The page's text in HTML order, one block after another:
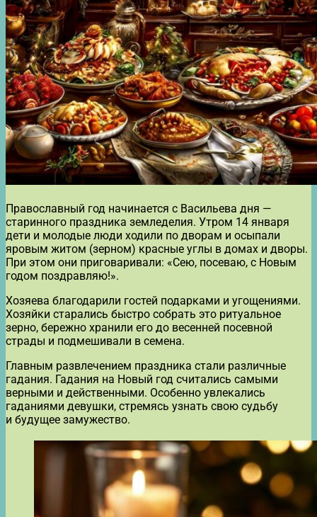
Православный год начинается с Васильева дня —
старинного праздника земледелия. Утром 14 января
дети и молодые люди ходили по дворам и осыпали
яровым житом (зерном) красные углы в домах и дворы.
При этом они приговаривали: «Сею, посеваю, с Новым
годом поздравляю!».
Хозяева благодарили гостей подарками и угощениями.
Хозяйки старались быстро собрать это ритуальное
зерно, бережно хранили его до весенней посевной
страды и подмешивали в семена.
Главным развлечением праздника стали различные
гадания. Гадания на Новый год считались самыми
верными и действенными. Особенно увлекались
гаданиями девушки, стремясь узнать свою судьбу
и будущее замужество.